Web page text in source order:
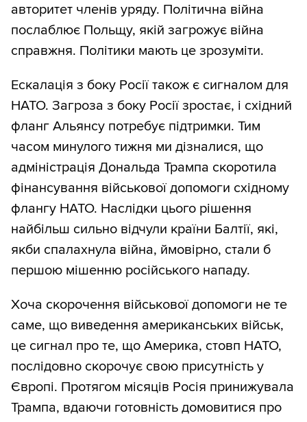
авторитет членів уряду. Політична війна
послаблює Польщу, якій загрожує війна
справжня. Політики мають це зрозуміти.
Ескалація з боку Росії також є сигналом для
НАТО. Загроза з боку Росії зростає, і східний
фланг Альянсу потребує підтримки. Тим
часом минулого тижня ми дізналися, що
адміністрація Дональда Трампа скоротила
фінансування військової допомоги східному
флангу НАТО. Наслідки цього рішення
найбільш сильно відчули країни Балтії, які,
якби спалахнула війна, ймовірно, стали б
першою мішенню російського нападу.
Хоча скорочення військової допомоги не те
саме, що виведення американських військ,
це сигнал про те, що Америка, стовп НАТО,
послідовно скорочує свою присутність у
Європі. Протягом місяців Росія принижувала
Трампа, вдаючи готовність домовитися про